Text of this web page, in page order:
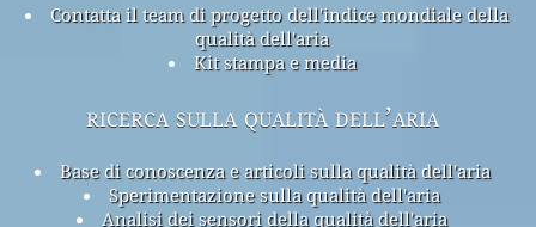
Contatta il team di progetto dell'indice mondiale della
qualità dell'aria
Kit stampa e media
ricerca sulla qualità dell’aria
Base di conoscenza e articoli sulla qualità dell'aria
Sperimentazione sulla qualità dell'aria
Analisi dei sensori della qualità dell'aria